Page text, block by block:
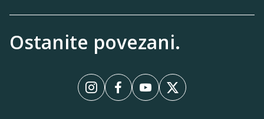
Ostanite povezani.
InstagramInstagram
FacebookFacebook
YouTubeYouTube
XX